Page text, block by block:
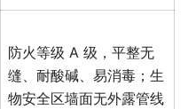
防火等级 A 级，平整无
缝、耐酸碱、易消毒；生
物安全区墙面无外露管线